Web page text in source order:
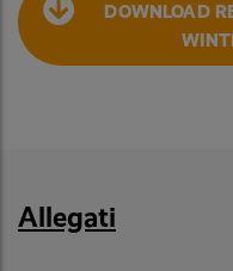
DOWNLOAD
Allegati